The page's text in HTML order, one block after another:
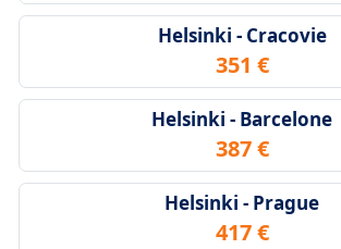
Helsinki - Cracovie
351 €
Helsinki - Barcelone
387 €
Helsinki - Prague
417 €